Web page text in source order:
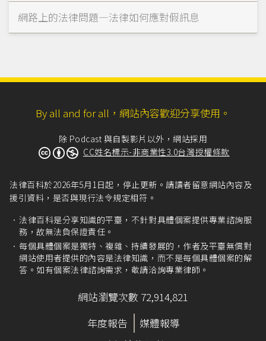
網路上的法律問題—法律如何應對假訊息
By all and for all，網站內容歡迎分享使用。
除 Podcast 與自製影片以外，網站採用
CC姓名標示-非商業性3.0台灣授權條款
法律百科於2026年5月1日起，停止更新。請讀者留意網站內容及
援引資料，是否與現行法令規定相符。
法律百科是分享知識的平臺，不針對具體個案提供專業諮詢服
務，故無法負保證責任。
每個具體個案是獨特、複雜、持續發展的，作者及平臺無償對
網站使用者提供的內容是法律知識，而不是每個具體個案的解
答。如有個案法律諮詢需求，敬請洽詢專業律師。
網站瀏覽次數 72,914,821
年度報告
媒體報導